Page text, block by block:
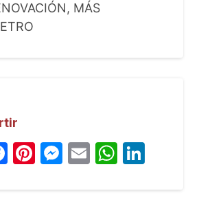
MÁS
Facebook
Pinterest
Messenger
Email